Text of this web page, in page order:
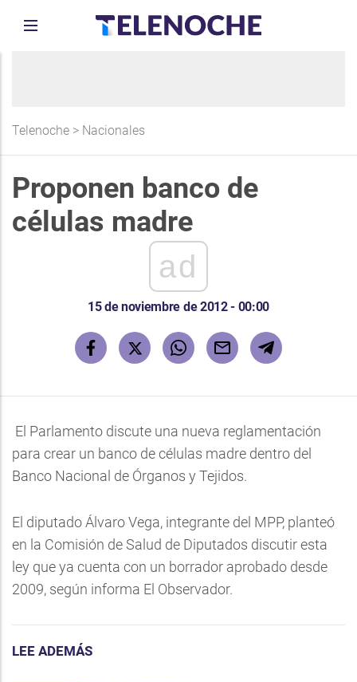
Telenoche > Nacionales
Proponen banco de
células madre
ad
15 de noviembre de 2012 - 00:00
El Parlamento discute una nueva reglamentación
para crear un banco de células madre dentro del
Banco Nacional de Órganos y Tejidos.
El diputado Álvaro Vega, integrante del MPP, planteó
en la Comisión de Salud de Diputados discutir esta
ley que ya cuenta con un borrador aprobado desde
2009, según informa El Observador.
LEE ADEMÁS